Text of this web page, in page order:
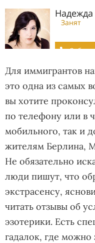
Для иммигрантов
это одна из самых
вы хотите
по телефону или в
мобильного, так и
жителям Берлина,
Не обязательно
люди пишут, что
экстрасенсу,
читать отзывы об
эзотерики. Есть
гадалок, где можно